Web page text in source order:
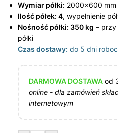
Wymiar półki: 2000×600 mm
Ilość półek: 4, wypełnienie
Nośność półki: 350 kg – przy
półki
Czas dostawy: do 5 dni
DARMOWA DOSTAWA od
online - dla zamówień
internetowym